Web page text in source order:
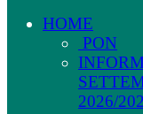
HOME
PON
2026/